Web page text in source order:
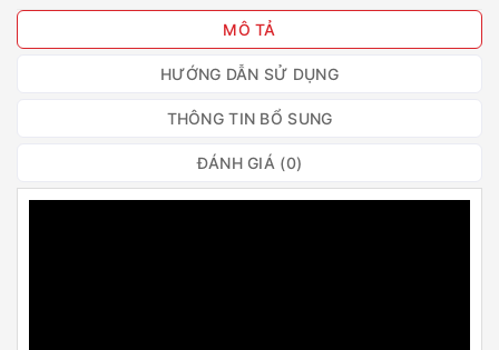
MÔ TẢ
HƯỚNG DẪN SỬ DỤNG
THÔNG TIN BỔ SUNG
ĐÁNH GIÁ (0)